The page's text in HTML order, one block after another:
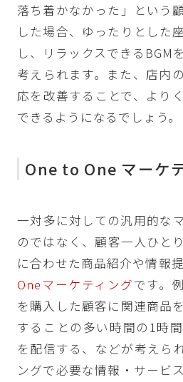
落ち着かなかった」という
した場合、ゆったりとした
し、リラックスできるBGM
考えられます。また、店内
応を改善することで、より
できるようになるでしょう。
One to One マーケ
一対多に対しての汎用的な
のではなく、顧客一人ひと
に合わせた商品紹介や情報
Oneマーケティングです。
を購入した顧客に関連商品
することの多い時間の1時
を配信する、などが考えら
ングで必要な情報・サービ